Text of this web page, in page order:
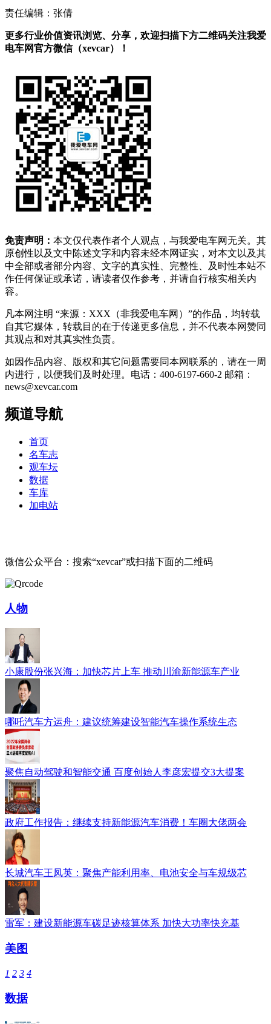
责任编辑：张倩
更多行业价值资讯浏览、分享，欢迎扫描下方二维码关注我爱
电车网官方微信（xevcar）！
免责声明： 本文仅代表作者个人观点，与我爱电车网无关。其
原创性以及文中陈述文字和内容未经本网证实，对本文以及其
中全部或者部分内容、文字的真实性、完整性、及时性本站不
作任何保证或承诺，请读者仅作参考，并请自行核实相关内
容。
凡本网注明 “来源：XXX（非我爱电车网）”的作品，均转载
自其它媒体，转载目的在于传递更多信息，并不代表本网赞同
其观点和对其真实性负责。
如因作品内容、版权和其它问题需要同本网联系的，请在一周
内进行，以便我们及时处理。电话：400-6197-660-2 邮箱：
news@xevcar.com
频道导航
首页
名车志
观车坛
数据
车库
加电站
微信公众平台：搜索“xevcar”或扫描下面的二维码
人物
小康股份张兴海：加快芯片上车 推动川渝新能源车产业
哪吒汽车方运舟：建议统筹建设智能汽车操作系统生态
聚焦自动驾驶和智能交通 百度创始人李彦宏提交3大提案
政府工作报告：继续支持新能源汽车消费！车圈大佬两会
长城汽车王凤英：聚焦产能利用率、电池安全与车规级芯
雷军：建设新能源车碳足迹核算体系 加快大功率快充基
美图
1 2 3 4
数据